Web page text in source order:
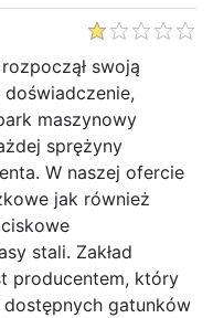
swoją
doświadczenie,
maszynowy
sprężyny
W naszej ofercie
jak również
stali. Zakład
producentem, który
gatunków